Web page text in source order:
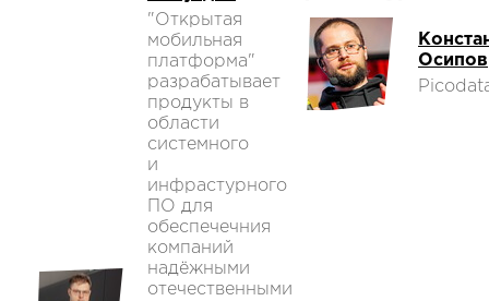
"Открытая
мобильная
платформа"
разрабатывает
продукты в
области
системного
и
инфрастурного
ПО для
обеспечечния
компаний
надёжными
отечественными
Осипов